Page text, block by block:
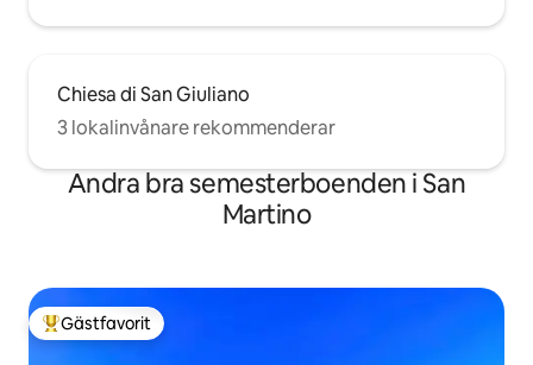
Chiesa di San Giuliano
3 lokalinvånare rekommenderar
Andra bra semesterboenden i San
Martino
Populär gästfavorit
Gästfavorit